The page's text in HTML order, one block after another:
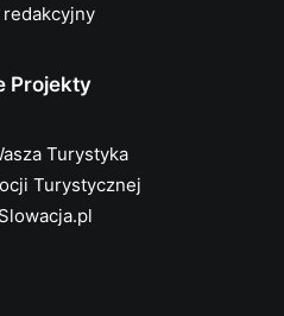
redakcyjny
Projekty
Turystyka
Turystycznej